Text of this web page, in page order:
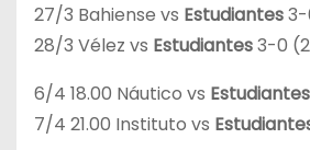
27/3 Bahiense vs Estudiantes3-
28/3 Vélez vs Estudiantes3-0
6/4 18.00 Náutico vs Estudiantes
7/4 21.00 Instituto vs